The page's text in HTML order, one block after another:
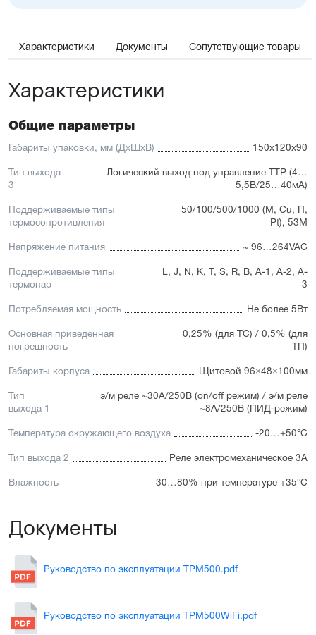
Характеристики Документы Сопутствующие товары
Характеристики
Общие параметры
Габариты упаковки, мм (ДхШхВ) 150x120x90
Тип выхода
3
Логический выход под управление ТТР (4…
5,5В/25…40мА)
Поддерживаемые типы
термосопротивления
50/100/500/1000 (М, Сu, П,
Pt), 53М
Напряжение питания ~ 96…264VAC
Поддерживаемые типы
термопар
L, J, N, K, T, S, R, B, A-1, A-2, A-
3
Потребляемая мощность Не более 5Вт
Основная приведенная
погрешность
0,25% (для ТС) / 0,5% (для
ТП)
Габариты корпуса Щитовой 96×48×100мм
Тип
выхода 1
э/м реле ~30А/250В (on/off режим) / э/м реле
~8А/250В (ПИД-режим)
Температура окружающего воздуха -20…+50°С
Тип выхода 2 Реле электромеханическое 3А
Влажность 30…80% при температуре +35°С
Документы
Руководство по эксплуатации ТРМ500.pdf
Руководство по эксплуатации ТРМ500WiFi.pdf